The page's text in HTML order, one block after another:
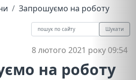
Запрошуємо на роботу
Шукати
8 лютого 2021 року 09:54
на роботу